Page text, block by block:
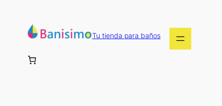
contenido
Tu tienda para baños